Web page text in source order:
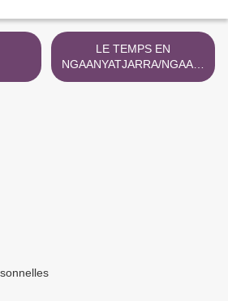
LE TEMPS EN
NGAANYATJARRA/NGAATJ
ATJARRA >